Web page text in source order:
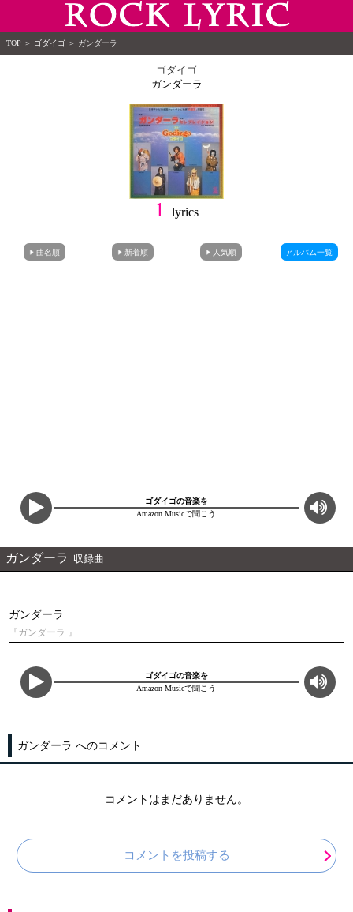
TOP ＞ ゴダイゴ ＞ ガンダーラ
ゴダイゴ
ガンダーラ
1 lyrics
曲名順 新着順 人気順 アルバム一覧
ゴダイゴの音楽を
Amazon Musicで聞こう
ガンダーラ 収録曲
ガンダーラ
『ガンダーラ 』
ゴダイゴの音楽を
Amazon Musicで聞こう
ガンダーラ へのコメント
コメントはまだありません。
コメントを投稿する